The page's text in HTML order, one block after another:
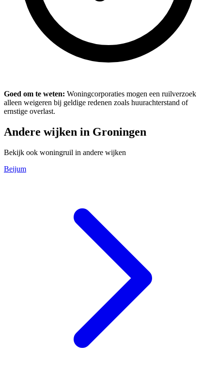
Goed om te weten: Woningcorporaties mogen een ruilverzoek
alleen weigeren bij geldige redenen zoals huurachterstand of
ernstige overlast.
Andere wijken in Groningen
Bekijk ook woningruil in andere wijken
Beijum